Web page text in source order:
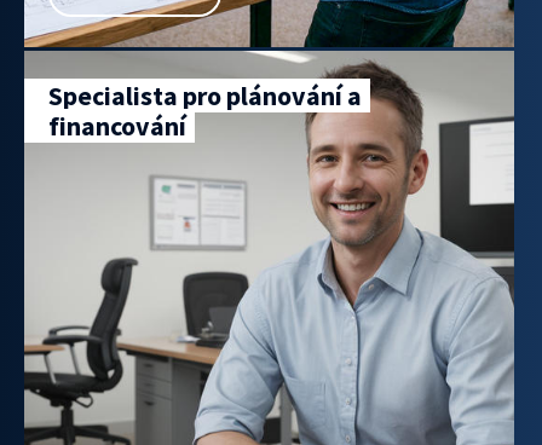
Specialista pro plánování a
financování